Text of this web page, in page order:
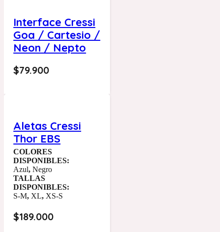
Interface Cressi
Goa / Cartesio /
Neon / Nepto
$79.900
Aletas Cressi
Thor EBS
COLORES
DISPONIBLES:
Azul,Negro
TALLAS
DISPONIBLES:
S-M, XL, XS-S
$189.000